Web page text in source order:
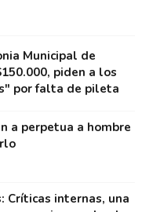
Municipal de
piden a los
por falta de pileta
a perpetua a hombre
Críticas internas, una